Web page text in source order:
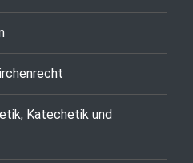
Katechetik und